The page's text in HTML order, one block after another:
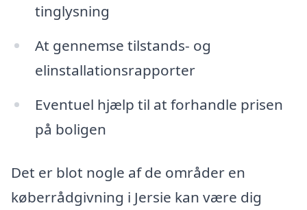
tinglysning
At gennemse tilstands- og
elinstallationsrapporter
Eventuel hjælp til at forhandle prisen
på boligen
Det er blot nogle af de områder en
køberrådgivning i Jersie kan være dig